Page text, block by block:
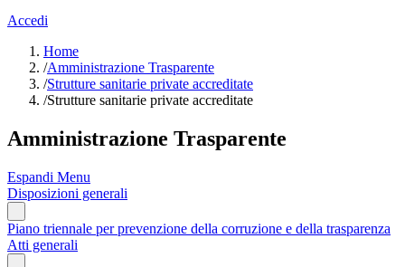
Accedi
Home
/Amministrazione Trasparente
/Strutture sanitarie private accreditate
/Strutture sanitarie private accreditate
Amministrazione Trasparente
Espandi Menu
Disposizioni generali
Piano triennale per prevenzione della corruzione e della trasparenza
Atti generali